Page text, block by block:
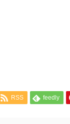
RSS feedly